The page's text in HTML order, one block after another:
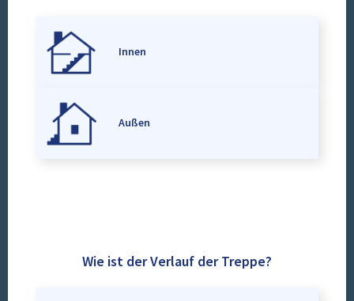
Innen
Außen
Wie ist der Verlauf der Treppe?